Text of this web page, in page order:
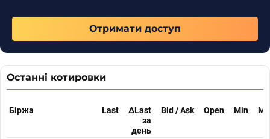
Отримати доступ
Останні котировки
Біржа Last
ΔLast
за
день
Bid / Ask Open Min